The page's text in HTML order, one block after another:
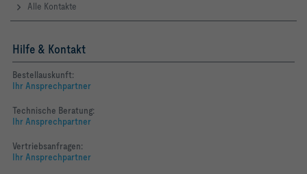
Alle Kontakte
Hilfe & Kontakt
Bestellauskunft:
Ihr Ansprechpartner
Technische Beratung:
Ihr Ansprechpartner
Vertriebsanfragen:
Ihr Ansprechpartner